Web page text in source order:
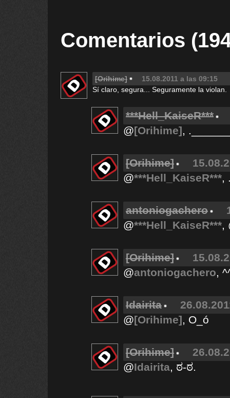
Comentarios
[Orihime]
15.08.2011 a las 09:15
Sí claro, segura... Seguramente la violan.
***Hell_KaiseR***
@[Orihime],
[Orihime]
@***Hell_KaiseR***,
antoniogachero
@***Hell_KaiseR***,
[Orihime]
@antoniogachero,
Idairita
@[Orihime], O_ó
[Orihime]
@Idairita, ಠ-ಠ.